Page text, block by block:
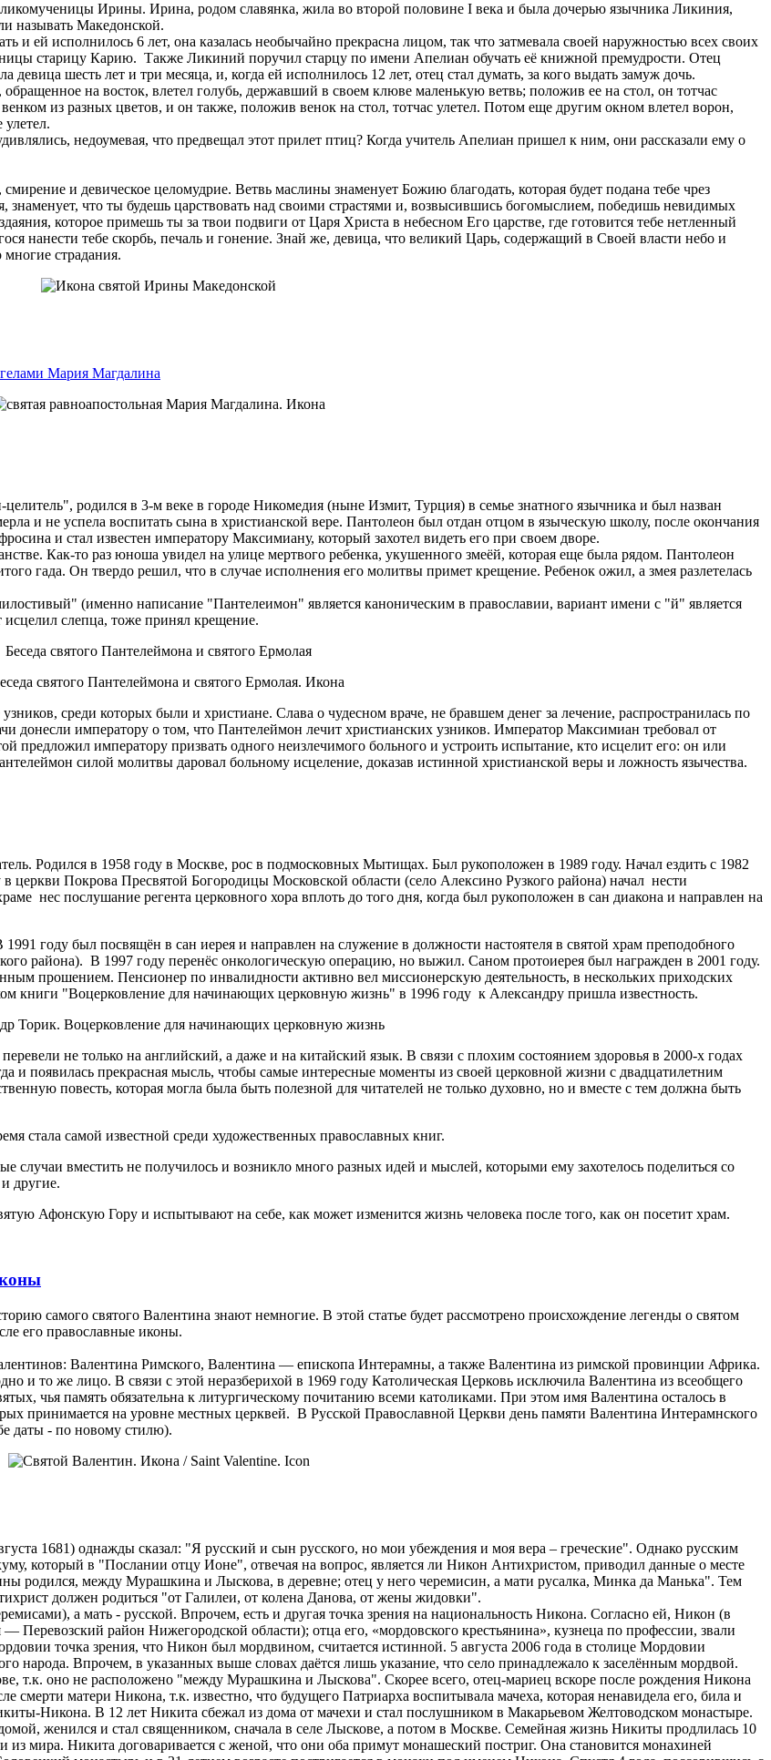
Ирины. Ирина, родом славянка, жила во второй половине I века и была дочерью язычника Ликиния,
называть Македонской.
ей исполнилось 6 лет, она казалась необычайно прекрасна лицом, так что затмевала своей наружностью всех своих
старицу Карию. Также Ликиний поручил старцу по имени Апелиан обучать её книжной премудрости. Отец
шесть лет и три месяца, и, когда ей исполнилось 12 лет, отец стал думать, за кого выдать замуж дочь.
на восток, влетел голубь, державший в своем клюве маленькую ветвь; положив ее на стол, он тотчас
из разных цветов, и он также, положив венок на стол, тотчас улетел. Потом еще другим окном влетел ворон,
недоумевая, что предвещал этот прилет птиц? Когда учитель Апелиан пришел к ним, они рассказали ему о
и девическое целомудрие. Ветвь маслины знаменует Божию благодать, которая будет подана тебе чрез
что ты будешь царствовать над своими страстями и, возвысившись богомыслием, победишь невидимых
которое примешь ты за твои подвиги от Царя Христа в небесном Его царстве, где готовится тебе нетленный
нанести тебе скорбь, печаль и гонение. Знай же, девица, что великий Царь, содержащий в Своей власти небо и
страдания.
Мария Магдалина
родился в 3-м веке в городе Никомедия (ныне Измит, Турция) в семье знатного язычника и был назван
и не успела воспитать сына в христианской вере. Пантолеон был отдан отцом в языческую школу, после окончания
и стал известен императору Максимиану, который захотел видеть его при своем дворе.
Как-то раз юноша увидел на улице мертвого ребенка, укушенного змеёй, которая еще была рядом. Пантолеон
гада. Он твердо решил, что в случае исполнения его молитвы примет крещение. Ребенок ожил, а змея разлетелась
(именно написание "Пантелеимон" является каноническим в православии, вариант имени с "й" является
слепца, тоже принял крещение.
Беседа святого Пантелеймона и святого Ермолая
среди которых были и христиане. Слава о чудесном враче, не бравшем денег за лечение, распространилась по
донесли императору о том, что Пантелеймон лечит христианских узников. Император Максимиан требовал от
предложил императору призвать одного неизлечимого больного и устроить испытание, кто исцелит его: он или
силой молитвы даровал больному исцеление, доказав истинной христианской веры и ложность язычества.
Родился в 1958 году в Москве, рос в подмосковных Мытищах. Был рукоположен в 1989 году. Начал ездить с 1982
Покрова Пресвятой Богородицы Московской области (село Алексино Рузкого района) начал нести
нес послушание регента церковного хора вплоть до того дня, когда был рукоположен в сан диакона и направлен на
году был посвящён в сан иерея и направлен на служение в должности настоятеля в святой храм преподобного
района). В 1997 году перенёс онкологическую операцию, но выжил. Саном протоиерея был награжден в 2001 году.
прошением. Пенсионер по инвалидности активно вел миссионерскую деятельность, в нескольких приходских
книги "Воцерковление для начинающих церковную жизнь" в 1996 году к Александру пришла известность.
не только на английский, а даже и на китайский язык. В связи с плохим состоянием здоровья в 2000-х годах
и появилась прекрасная мысль, чтобы самые интересные моменты из своей церковной жизни с двадцатилетним
повесть, которая могла была быть полезной для читателей не только духовно, но и вместе с тем должна быть
стала самой известной среди художественных православных книг.
вместить не получилось и возникло много разных идей и мыслей, которыми ему захотелось поделиться со
другие.
Афонскую Гору и испытывают на себе, как может изменится жизнь человека после того, как он посетит храм.
самого святого Валентина знают немногие. В этой статье будет рассмотрено происхождение легенды о святом
его православные иконы.
Валентина Римского, Валентина — епископа Интерамны, а также Валентина из римской провинции Африка.
и то же лицо. В связи с этой неразберихой в 1969 году Католическая Церковь исключила Валентина из всеобщего
чья память обязательна к литургическому почитанию всеми католиками. При этом имя Валентина осталось в
принимается на уровне местных церквей. В Русской Православной Церкви день памяти Валентина Интерамнского
даты - по новому стилю).
1681) однажды сказал: "Я русский и сын русского, но мои убеждения и моя вера – греческие". Однако русским
который в "Послании отцу Ионе", отвечая на вопрос, является ли Никон Антихристом, приводил данные о месте
родился, между Мурашкина и Лыскова, в деревне; отец у него черемисин, а мати русалка, Минка да Манька". Тем
должен родиться "от Галилеи, от колена Данова, от жены жидовки".
а мать - русской. Впрочем, есть и другая точка зрения на национальность Никона. Согласно ей, Никон (в
район Нижегородской области); отца его, «мордовского крестьянина», кузнеца по профессии, звали
точка зрения, что Никон был мордвином, считается истинной. 5 августа 2006 года в столице Мордовии
народа. Впрочем, в указанных выше словах даётся лишь указание, что село принадлежало к заселённым мордвой.
т.к. оно не расположено "между Мурашкина и Лыскова". Скорее всего, отец-мариец вскоре после рождения Никона
смерти матери Никона, т.к. известно, что будущего Патриарха воспитывала мачеха, которая ненавидела его, била и
Никона. В 12 лет Никита сбежал из дома от мачехи и стал послушником в Макарьевом Желтоводском монастыре.
женился и стал священником, сначала в селе Лыскове, а потом в Москве. Семейная жизнь Никиты продлилась 10
мира. Никита договаривается с женой, что они оба примут монашеский постриг. Она становится монахиней